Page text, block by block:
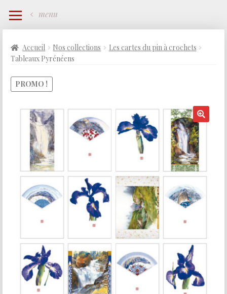
menu
Accueil Nos collections
Les cartes du pin à crochets
Tableaux Pyrénéens
PROMO !